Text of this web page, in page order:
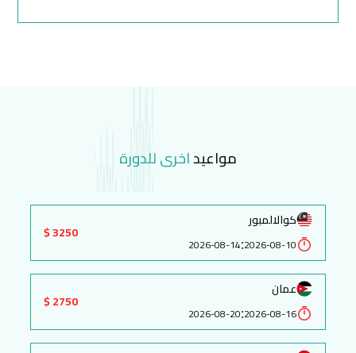
مواعيداخرى للدورة
كوالالمبور
2026-08-10
:
2026-08-14
3250 $
عمان
2026-08-16
:
2026-08-20
2750 $